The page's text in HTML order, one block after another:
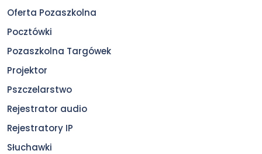
Oferta Pozaszkolna
Pocztówki
Pozaszkolna Targówek
Projektor
Pszczelarstwo
Rejestrator audio
Rejestratory IP
Słuchawki